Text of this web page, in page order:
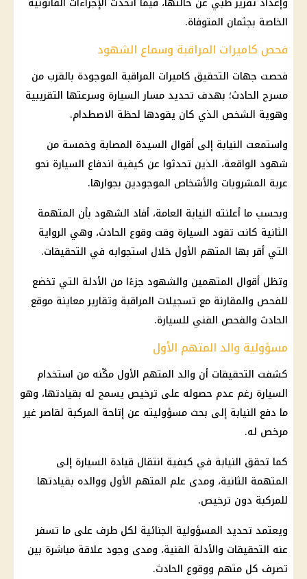
الخاصة بجثمان المتوفاة.
فحص كاميرات المراقبة وسماع الشهود
فحصت جهات التحقيق كاميرات المراقبة الموجودة بالقرب من
مسرح الحادث؛ بهدف تحديد مسار السيارة وسرعتها التقريبية
وهوية الشخص الذي كان يقودها لحظة الاصطدام.
واستمعت النيابة إلى أقوال السيدة المصابة وخمسة من
شهود الواقعة، الذين تحدثوا عن كيفية اندفاع السيارة نحو
عربة المشروبات والأشخاص الموجودين بجوارها.
وبحسب ما أعلنته النيابة العامة، أفاد الشهود بأن المتهمة
الثانية كانت تقود السيارة وقت وقوع الحادث، وهي الرواية
التي أقر بها المتهم الأول خلال استجوابه في التحقيقات.
وتظل أقوال المتهمين والشهود جزءًا من الأدلة التي تخضع
للفحص والمقارنة مع تسجيلات المراقبة وتقارير معاينة موقع
الحادث والفحص الفني للسيارة.
مسؤولية والد المتهم الأول
كشفت التحقيقات أن والد المتهم الأول مكّنه من استخدام
السيارة رغم عدم حصوله على ترخيص يسمح له بقيادتها، وهو
ما دفع النيابة إلى بحث مسؤوليته عن إتاحة المركبة لقاصر غير
مرخص له.
كما تحقق النيابة في كيفية انتقال قيادة السيارة إلى
المتهمة الثانية، ومدى علم المتهم الأول ووالده بقيادتها
للمركبة دون ترخيص.
ويعتمد تحديد المسؤولية الجنائية لكل طرف على ما تسفر
عنه التحقيقات والأدلة الفنية، ومدى وجود علاقة مباشرة بين
تصرف كل متهم ووقوع الحادث.